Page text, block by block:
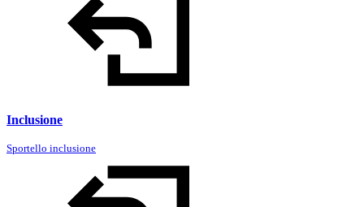
Inclusione
Sportello inclusione